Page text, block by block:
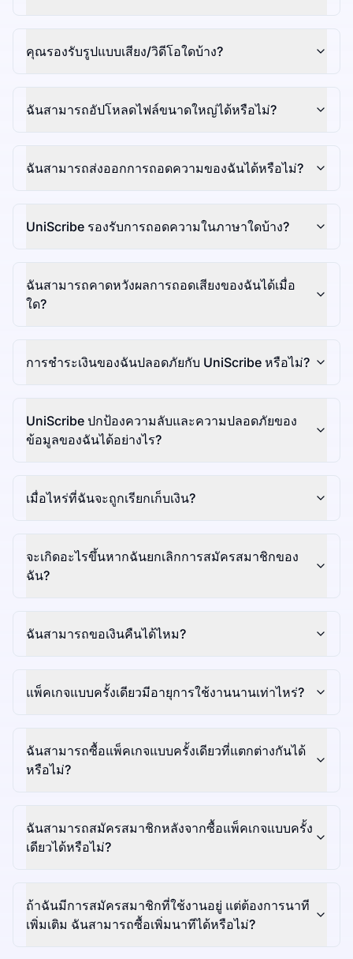
คุณรองรับรูปแบบเสียง/วิดีโอใดบ้าง?
ฉันสามารถอัปโหลดไฟล์ขนาดใหญ่ได้หรือไม่?
ฉันสามารถส่งออกการถอดความของฉันได้หรือไม่?
UniScribe รองรับการถอดความในภาษาใดบ้าง?
ฉันสามารถคาดหวังผลการถอดเสียงของฉันได้เมื่อ
ใด?
การชำระเงินของฉันปลอดภัยกับ UniScribe หรือไม่?
UniScribe ปกป้องความลับและความปลอดภัยของ
ข้อมูลของฉันได้อย่างไร?
เมื่อไหร่ที่ฉันจะถูกเรียกเก็บเงิน?
จะเกิดอะไรขึ้นหากฉันยกเลิกการสมัครสมาชิกของ
ฉัน?
ฉันสามารถขอเงินคืนได้ไหม?
แพ็คเกจแบบครั้งเดียวมีอายุการใช้งานนานเท่าไหร่?
ฉันสามารถซื้อแพ็คเกจแบบครั้งเดียวที่แตกต่างกันได้
หรือไม่?
ฉันสามารถสมัครสมาชิกหลังจากซื้อแพ็คเกจแบบครั้ง
เดียวได้หรือไม่?
ถ้าฉันมีการสมัครสมาชิกที่ใช้งานอยู่ แต่ต้องการนาที
เพิ่มเติม ฉันสามารถซื้อเพิ่มนาทีได้หรือไม่?